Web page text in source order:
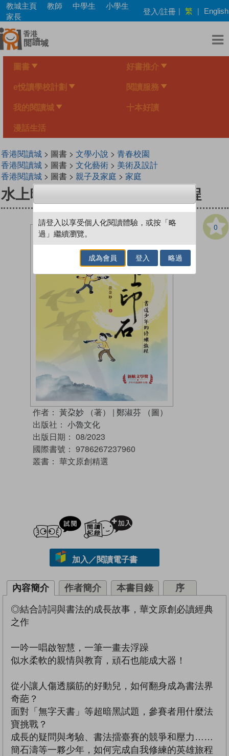
Skip
main
content
教城主頁 教師 中學生
小學生
家長
登入/註冊 | 繁 | English
圖書 好書推介
e悅讀學校計劃 閱讀服務
我的閱讀城 十本好讀
漫話生活
香港閱讀城> 圖書 > 文學小說 > 青春校園
香港閱讀城> 圖書 > 文化藝術> 美術及設計
香港閱讀城> 圖書 > 親子及家庭 > 家庭
水上印石：書道少年的修練旅程
0
作者： 黃朶妙 （著） | 鄭淑芬 （圖）
出版社： 小魯文化
出版日期： 08/2023
國際書號： 9786267237960
叢書： 華文原創精選
試閲
加入／閱讀電子書
內容簡介 作者簡介 本書目錄 序
◎結合詩詞與書法的成長故事，華文原創必讀經典
之作
一吟一唱啟智慧，一筆一畫去浮躁
似水柔軟的親情與教育，頑石也能成大器！
從小讓人傷透腦筋的好動兒，如何翻身成為書法界
奇葩？
面對「無字天書」等超暗黑試題，參賽者用什麼法
寶挑戰？
成長的疑問與考驗、書法擂臺賽的競爭和壓力……
簡石濤等一夥少年，如何完成自我修練的英雄旅程
請登入以享受個人化閱讀體驗，或按「略
過」繼續瀏覽。
成為會員 登入 略過